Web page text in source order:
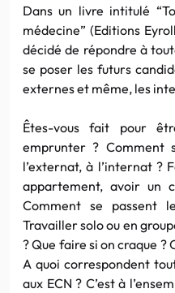
Dans un livre intitulé
médecine” (Editions
décidé de répondre à
se poser les futurs
externes et même, les
Êtes-vous fait pour
emprunter ? Comment
l’externat, à l’internat ?
appartement, avoir un
Comment se passent
Travailler solo ou en
? Que faire si on craque ?
A quoi correspondent
aux ECN ? C’est à